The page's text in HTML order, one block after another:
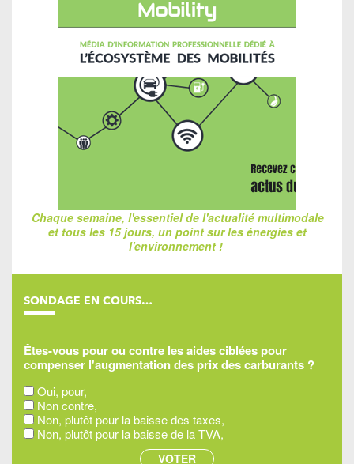
Chaque semaine, l'essentiel de l'actualité multimodale
et tous les 15 jours, un point sur les énergies et
l'environnement !
SONDAGE EN COURS…
Êtes-vous pour ou contre les aides ciblées pour
compenser l'augmentation des prix des carburants ?
Oui, pour,
Non contre,
Non, plutôt pour la baisse des taxes,
Non, plutôt pour la baisse de la TVA,